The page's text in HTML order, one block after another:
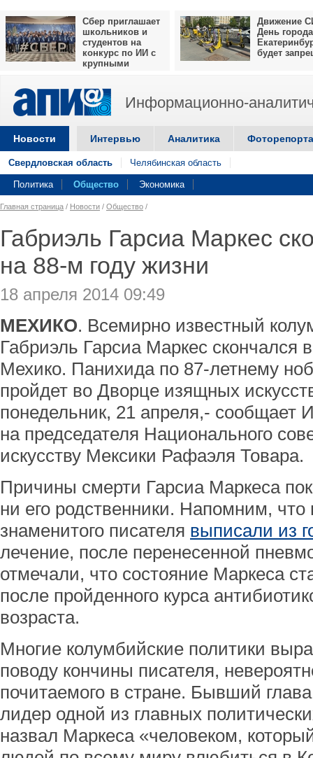
Сбер приглашает
школьников и
студентов на
конкурс по ИИ с
крупными
Движение
День города
будет
Информационно-
Новости Интервью Аналитика
Свердловская область Челябинская область
Политика Общество Экономика
Главная страница / Новости / Общество /
Габриэль Гарсиа Маркес
на 88-м году жизни
18 апреля 2014 09:49
МЕХИКО. Всемирно известный
Габриэль Гарсиа Маркес скончался
Мехико. Панихида по 87-летнему
пройдет во Дворце изящных
понедельник, 21 апреля,-
на председателя Национального
искусству Мексики Рафаэля Товара.
Причины смерти Гарсиа Маркеса
ни его родственники. Напомним,
знаменитого писателя выписали из
лечение, после перенесенной
отмечали, что состояние Маркеса
после пройденного курса
возраста.
Многие колумбийские политики
поводу кончины писателя,
почитаемого в стране. Бывший
лидер одной из главных
назвал Маркеса «человеком,